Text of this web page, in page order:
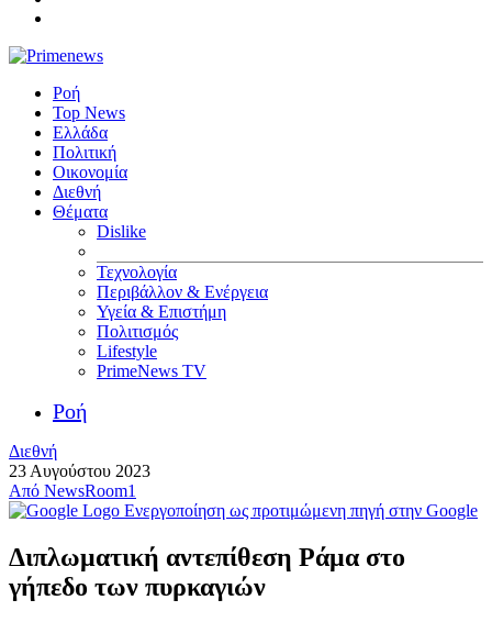
Ροή
Top News
Ελλάδα
Πολιτική
Οικονομία
Διεθνή
Θέματα
Dislike
Τεχνολογία
Περιβάλλον & Ενέργεια
Υγεία & Επιστήμη
Πολιτισμός
Lifestyle
PrimeNews TV
Ροή
Διεθνή
23 Αυγούστου 2023
Από NewsRoom1
Ενεργοποίηση ως προτιμώμενη πηγή στην Google
Διπλωματική αντεπίθεση Ράμα στο
γήπεδο των πυρκαγιών